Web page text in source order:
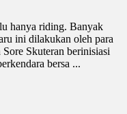
hanya riding. Banyak
ini dilakukan oleh para
Skuteran berinisiasi
bersa ...